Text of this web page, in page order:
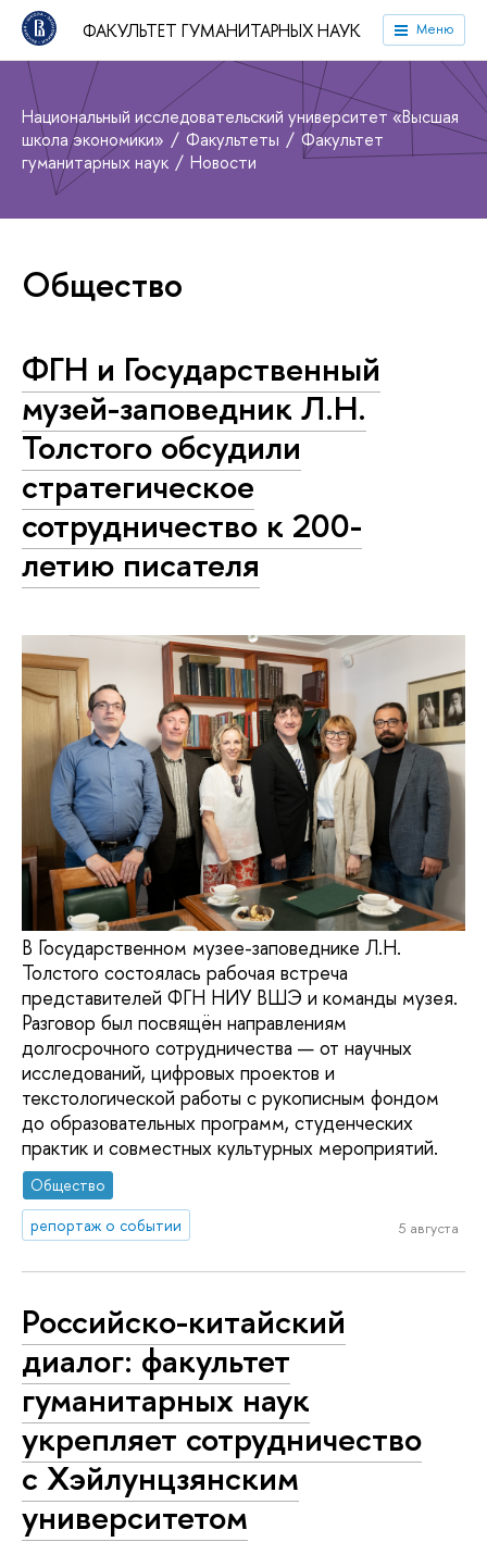
ФАКУЛЬТЕТ ГУМАНИТАРНЫХ НАУК Меню
Национальный исследовательский университет «Высшая
школа экономики»
Факультеты
Факультет
гуманитарных наук
Новости
Общество
ФГН и Государственный
музей-заповедник Л.Н.
Толстого обсудили
стратегическое
сотрудничество к 200-
летию писателя
В Государственном музее-заповеднике Л.Н.
Толстого состоялась рабочая встреча
представителей ФГН НИУ ВШЭ и команды музея.
Разговор был посвящён направлениям
долгосрочного сотрудничества — от научных
исследований, цифровых проектов и
текстологической работы с рукописным фондом
до образовательных программ, студенческих
практик и совместных культурных мероприятий.
Общество
репортаж о событии
5 августа
Российско-китайский
диалог: факультет
гуманитарных наук
укрепляет сотрудничество
с Хэйлунцзянским
университетом